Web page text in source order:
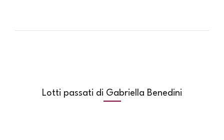
Lotti passati di Gabriella Benedini